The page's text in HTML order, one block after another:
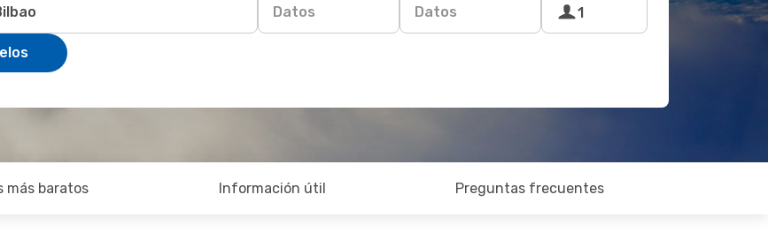
Datos Datos 1
más baratos Información útil Preguntas frecuentes